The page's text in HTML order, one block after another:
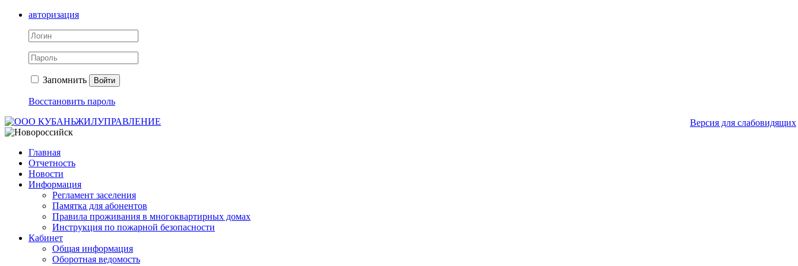
авторизация
Запомнить Войти
Восстановить пароль
Версия для слабовидящих
Главная
Отчетность
Новости
Информация
Регламент заселения
Памятка для абонентов
Правила проживания в многоквартирных домах
Инструкция по пожарной безопасности
Кабинет
Общая информация
Оборотная ведомость